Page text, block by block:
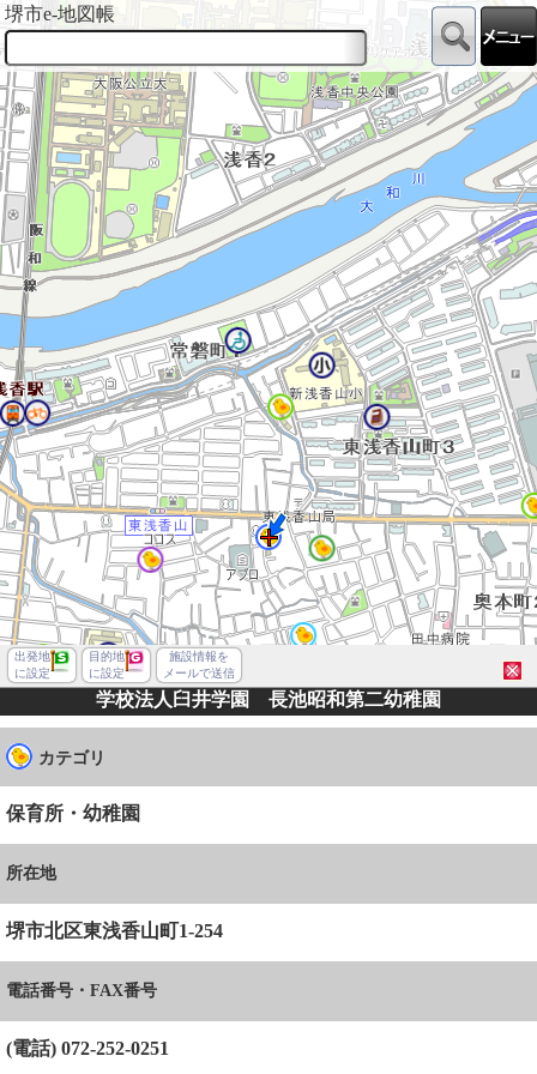
堺市北区東浅香山町１丁
堺市e-地図帳
出発地
に設定
目的地
に設定
施設情報を
メールで送信
学校法人臼井学園 長池昭和第二幼稚園
カテゴリ
保育所・幼稚園
所在地
堺市北区東浅香山町1-254
電話番号・FAX番号
(電話) 072-252-0251